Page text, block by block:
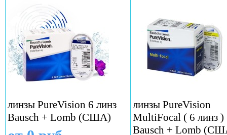
линзы PureVision 6 линз
Bausch + Lomb (США)
линзы PureVision
MultiFocal ( 6 линз )
Bausch + Lomb